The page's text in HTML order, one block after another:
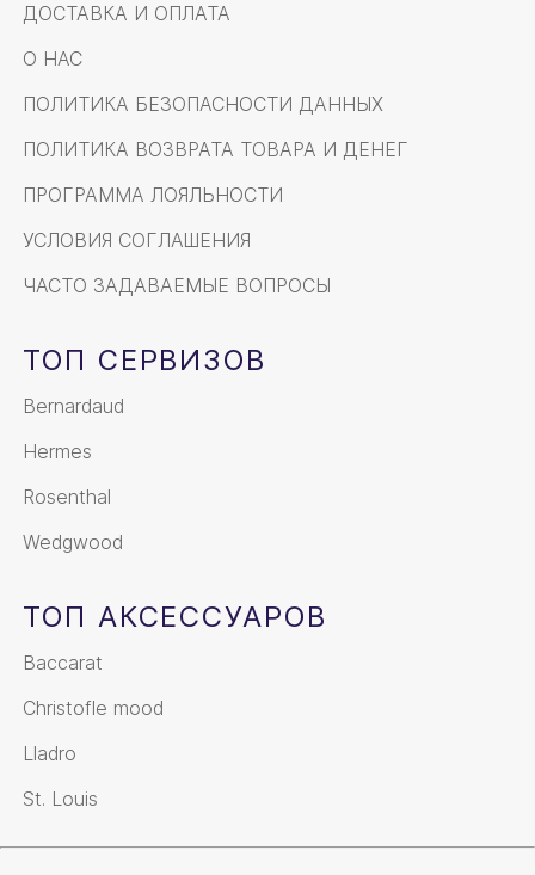
ДОСТАВКА И ОПЛАТА
О НАС
ПОЛИТИКА БЕЗОПАСНОСТИ ДАННЫХ
ПОЛИТИКА ВОЗВРАТА ТОВАРА И ДЕНЕГ
ПРОГРАММА ЛОЯЛЬНОСТИ
УСЛОВИЯ СОГЛАШЕНИЯ
ЧАСТО ЗАДАВАЕМЫЕ ВОПРОСЫ
ТОП СЕРВИЗОВ
Bernardaud
Hermes
Rosenthal
Wedgwood
ТОП АКСЕССУАРОВ
Baccarat
Christofle mood
Lladro
St. Louis